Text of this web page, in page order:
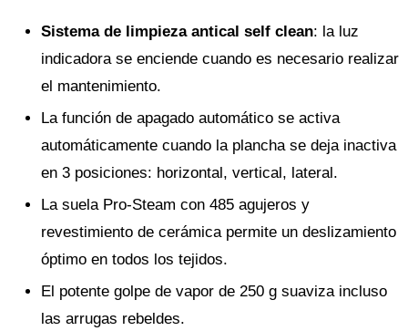
Sistema de limpieza antical self clean: la luz
indicadora se enciende cuando es necesario realizar
el mantenimiento.
La función de apagado automático se activa
automáticamente cuando la plancha se deja inactiva
en 3 posiciones: horizontal, vertical, lateral.
La suela Pro-Steam con 485 agujeros y
revestimiento de cerámica permite un deslizamiento
óptimo en todos los tejidos.
El potente golpe de vapor de 250 g suaviza incluso
las arrugas rebeldes.